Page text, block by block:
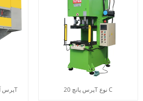
پرس پانچ 20T نوع C